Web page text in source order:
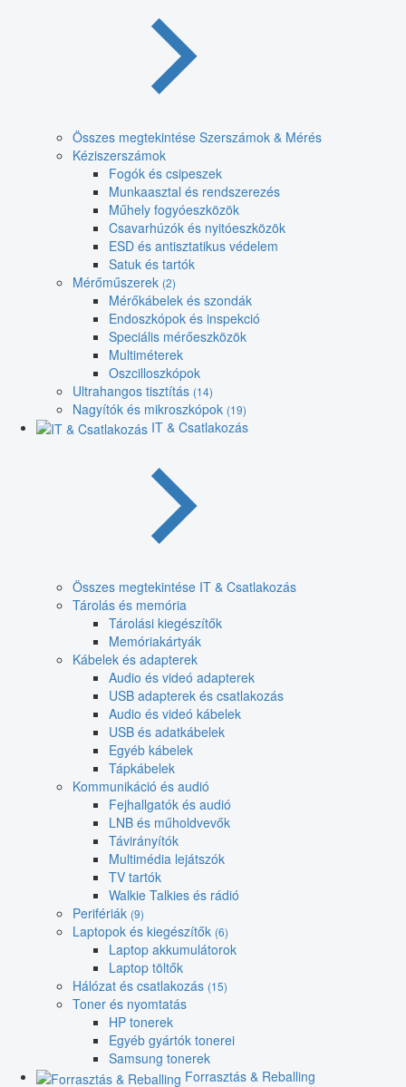
Összes megtekintése Szerszámok & Mérés
Kéziszerszámok
Fogók és csipeszek
Munkaasztal és rendszerezés
Műhely fogyóeszközök
Csavarhúzók és nyitóeszközök
ESD és antisztatikus védelem
Satuk és tartók
Mérőműszerek (2)
Mérőkábelek és szondák
Endoszkópok és inspekció
Speciális mérőeszközök
Multiméterek
Oszcilloszkópok
Ultrahangos tisztítás (14)
Nagyítók és mikroszkópok (19)
IT & Csatlakozás
Összes megtekintése IT & Csatlakozás
Tárolás és memória
Tárolási kiegészítők
Memóriakártyák
Kábelek és adapterek
Audio és videó adapterek
USB adapterek és csatlakozás
Audio és videó kábelek
USB és adatkábelek
Egyéb kábelek
Tápkábelek
Kommunikáció és audió
Fejhallgatók és audió
LNB és műholdvevők
Távirányítók
Multimédia lejátszók
TV tartók
Walkie Talkies és rádió
Perifériák (9)
Laptopok és kiegészítők (6)
Laptop akkumulátorok
Laptop töltők
Hálózat és csatlakozás (15)
Toner és nyomtatás
HP tonerek
Egyéb gyártók tonerei
Samsung tonerek
Forrasztás & Reballing